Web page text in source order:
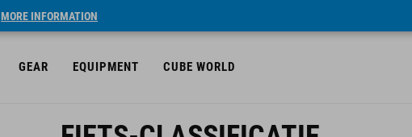
MORE INFORMATION
GEAR EQUIPMENT CUBE WORLD